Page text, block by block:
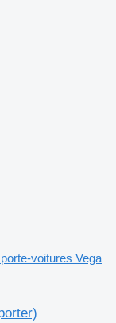
voitures Vega